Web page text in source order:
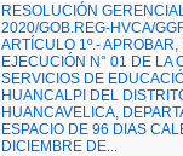
RESOLUCIÓN
2020/GOB.REG-HVCA/
ARTÍCULO 1º.-
EJECUCIÓN N° 01 DE LA
SERVICIOS DE
HUANCALPI DEL
HUANCAVELICA,
ESPACIO DE 96 DIAS
DICIEMBRE DE...